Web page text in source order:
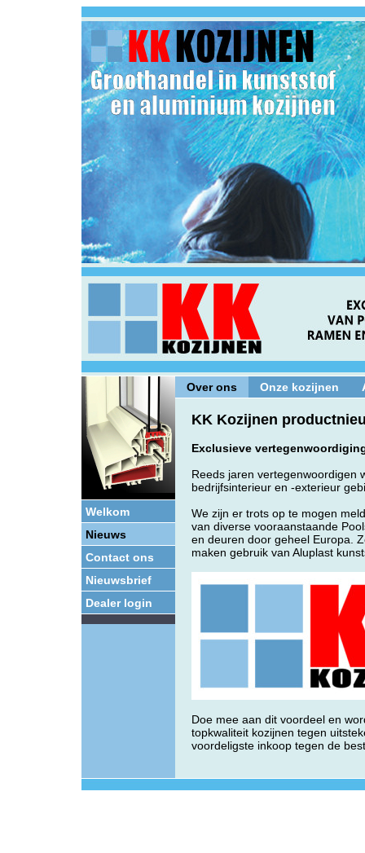
Over ons Onze kozijnen
Welkom
Nieuws
Contact ons
Nieuwsbrief
Dealer login
KK Kozijnen
Exclusieve
Reeds jaren vertegenwoordigen
bedrijfsinterieur en -exterieur
We zijn er trots op te mogen
van diverse vooraanstaande
en deuren door geheel Europa.
maken gebruik van Aluplast
Doe mee aan dit voordeel en
topkwaliteit kozijnen tegen
voordeligste inkoop tegen de